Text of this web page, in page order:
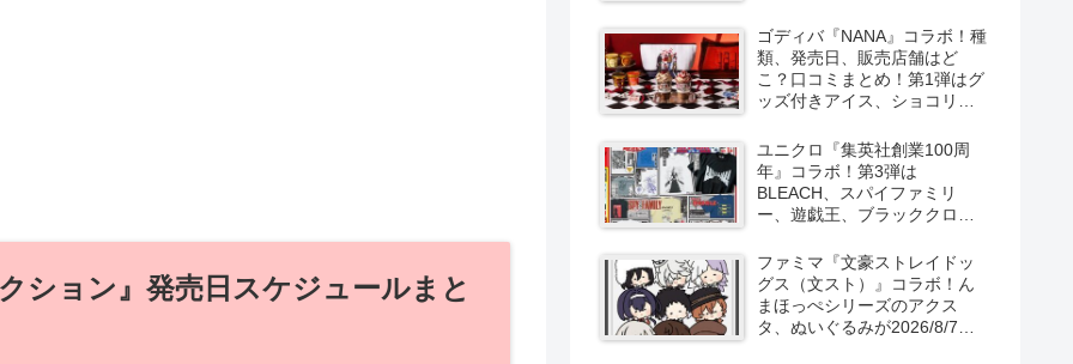
ション』発売日スケジュールまと
ゴディバ『NANA』コラボ！種
類、発売日、販売店舗はど
こ？口コミまとめ！第1弾はグ
ッズ付きアイス、ショコリキ
より新発売！第2弾は限定チョ
コレートなどが2026年10月？
再販売は？
ユニクロ『集英社創業100周
年』コラボ！第3弾は
BLEACH、スパイファミリ
ー、遊戯王、ブラッククロー
の半袖Tシャツが2026/8/7より
新発売！
ファミマ『文豪ストレイドッ
グス（文スト）』コラボ！ん
まほっぺシリーズのアクス
タ、ぬいぐるみが2026/8/7～